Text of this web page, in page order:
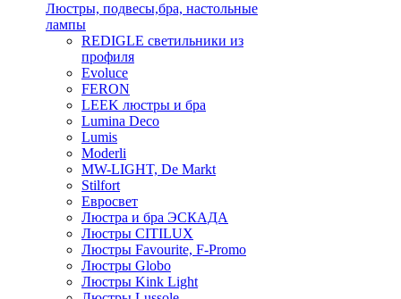
Люстры, подвесы,бра, настольные
лампы
REDIGLE светильники из
профиля
Evoluce
FERON
LEEK люстры и бра
Lumina Deco
Lumis
Moderli
MW-LIGHT, De Markt
Stilfort
Евросвет
Люстра и бра ЭСКАДА
Люстры CITILUX
Люстры Favourite, F-Promo
Люстры Globo
Люстры Kink Light